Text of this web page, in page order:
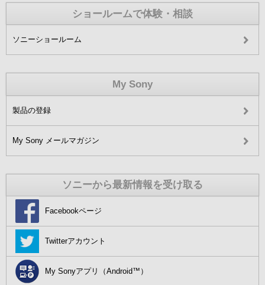
ショールームで体験・相談
ソニーショールーム
My Sony
製品の登録
My Sony メールマガジン
ソニーから最新情報を受け取る
Facebookページ
Twitterアカウント
My Sonyアプリ（Android™）